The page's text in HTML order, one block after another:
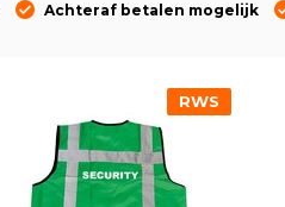
Achteraf betalen mogelijk
RWS